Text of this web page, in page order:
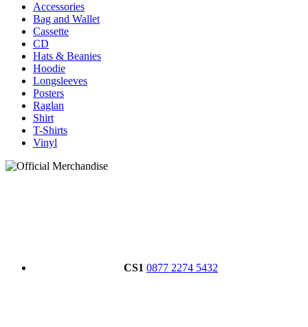
Accessories
Bag and Wallet
Cassette
CD
Hats & Beanies
Hoodie
Longsleeves
Posters
Raglan
Shirt
T-Shirts
Vinyl
CS1 0877 2274 5432